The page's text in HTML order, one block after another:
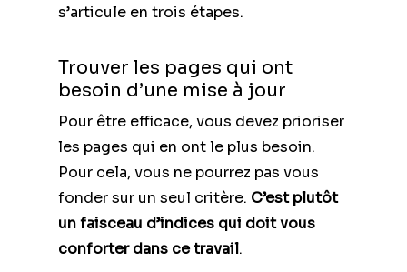
s’articule en trois étapes.
Trouver les pages qui ont
besoin d’une mise à jour
Pour être efficace, vous devez prioriser
les pages qui en ont le plus besoin.
Pour cela, vous ne pourrez pas vous
fonder sur un seul critère. C’est plutôt
un faisceau d’indices qui doit vous
conforter dans ce travail.